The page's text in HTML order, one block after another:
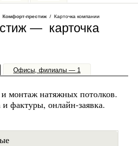
Комфорт-престиж / Карточка компании
— карточка
Офисы, филиалы — 1
монтаж натяжных потолков.
фактуры, онлайн-заявка.